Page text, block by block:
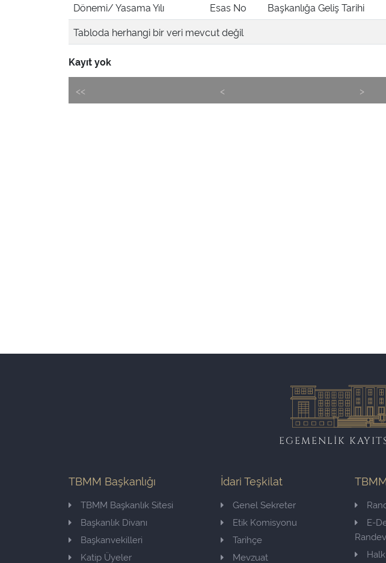
Dönemi/ Yasama Yılı
Esas No
Başkanlığa Geliş Tarihi
Tabloda herhangi bir veri mevcut değil
Kayıt yok
<< < >
EGEMENLİK
TBMM Başkanlığı
TBMM Başkanlık Sitesi
Başkanlık Divanı
Başkanvekilleri
Katip Üyeler
İdari Teşkilat
Genel Sekreter
Etik Komisyonu
Tarihçe
Mevzuat
E-